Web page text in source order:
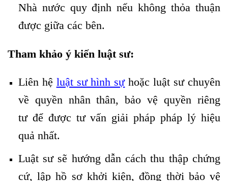
Nhà nước quy định nếu không thỏa thuận
được giữa các bên.
Tham khảo ý kiến luật sư:
Liên hệ luật sư hình sựhoặc luật sư chuyên
về quyền nhân thân, bảo vệ quyền riêng
tư để được tư vấn giải pháp pháp lý hiệu
quả nhất.
Luật sư sẽ hướng dẫn cách thu thập chứng
cứ, lập hồ sơ khởi kiện, đồng thời bảo vệ